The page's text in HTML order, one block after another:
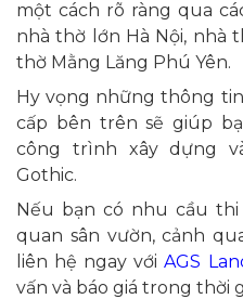
một cách rõ ràng qua
nhà thờ lớn Hà Nội, nhà
thờ Mằng Lăng Phú Yên.
Hy vọng những thông tin
cấp bên trên sẽ giúp
công trình xây dựng
Gothic.
Nếu bạn có nhu cầu
quan sân vườn, cảnh
liên hệ ngay vớiAGS
vấn và báo giá trong thời